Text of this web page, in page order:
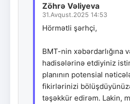
Zöhrə Vəliyeva
31.Avqust.2025 14:53
Hörmətli şərhçi,
BMT-nin xəbərdarlığına
hadisələrinə etdiyiniz
planının potensial
fikirlərinizi
təşəkkür edirəm. Lakin,